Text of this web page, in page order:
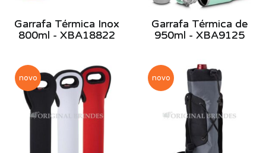
Garrafa Térmica Inox
800ml - XBA18822
Garrafa Térmica de
950ml - XBA9125
novo novo